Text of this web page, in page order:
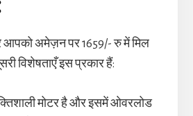
आपको अमेज़न पर 1659/- रु में मिल
विशेषताएँ इस प्रकार हैं:
मोटर है और इसमें ओवरलोड